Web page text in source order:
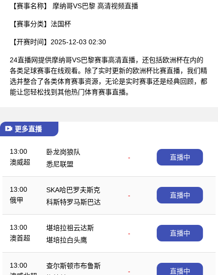
【赛事名称】 摩纳哥VS巴黎 高清视频直播
【赛事分类】 法国杯
【开赛时间】 2025-12-03 02:30
24直播网提供摩纳哥VS巴黎赛事高清直播，还包括欧洲杯在内的
各类足球赛事在线观看。除了实时更新的欧洲杯比赛直播，我们精
选并整合了各类体育赛事资源，无论是实时赛事还是经典回顾，都
能让您轻松找到其他热门体育赛事直播。
更多直播
13:00
澳威超
卧龙岗狼队
-
悉尼联盟
直播中
13:00
俄甲
SKA哈巴罗夫斯克
-
科斯特罗马斯巴达
直播中
13:00
澳首超
堪培拉祖云达斯
-
堪培拉白头鹰
直播中
13:00
查尔斯顿市布鲁斯
-
直播中